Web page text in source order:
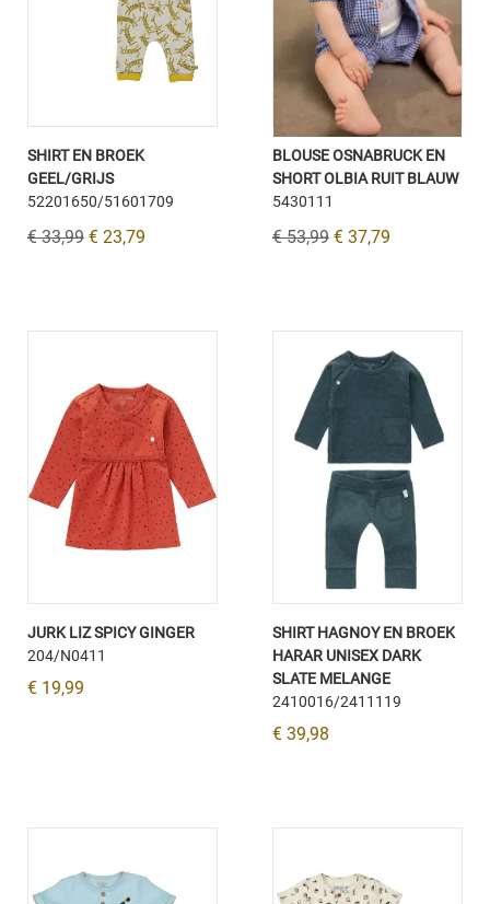
SHIRT EN BROEK
GEEL/GRIJS
52201650/51601709
€ 33,99 € 23,79
BLOUSE OSNABRUCK EN
SHORT OLBIA RUIT BLAUW
5430111
€ 53,99 € 37,79
JURK LIZ SPICY GINGER
204/N0411
€ 19,99
SHIRT HAGNOY EN BROEK
HARAR UNISEX DARK
SLATE MELANGE
2410016/2411119
€ 39,98